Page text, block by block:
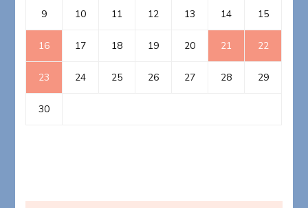
9 10 11 12 13 14 15
16 17 18 19 20 21 22
23 24 25 26 27 28 29
30